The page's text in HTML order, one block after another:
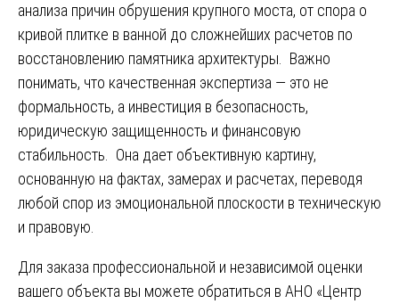
анализа причин обрушения крупного моста, от спора о
кривой плитке в ванной до сложнейших расчетов по
восстановлению памятника архитектуры. Важно
понимать, что качественная экспертиза — это не
формальность, а инвестиция в безопасность,
юридическую защищенность и финансовую
стабильность. Она дает объективную картину,
основанную на фактах, замерах и расчетах, переводя
любой спор из эмоциональной плоскости в техническую
и правовую.
Для заказа профессиональной и независимой оценки
вашего объекта вы можете обратиться в АНО «Центр